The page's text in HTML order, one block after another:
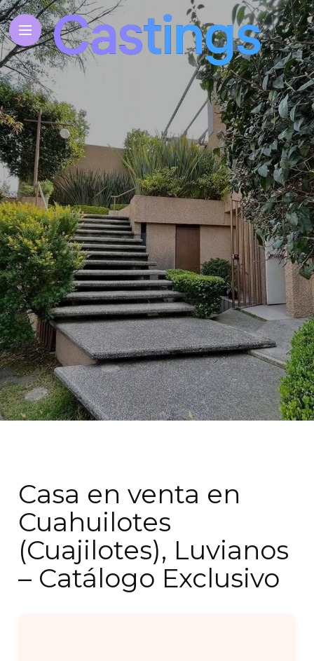
Casa en venta en
Cuahuilotes
(Cuajilotes), Luvianos
– Catálogo Exclusivo